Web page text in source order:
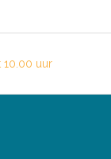
10.00 uur